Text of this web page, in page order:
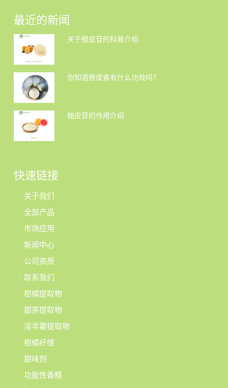
最近的新闻
关于橙皮苷的科普介绍
你知道根皮素有什么功效吗？
柚皮苷的作用介绍
快速链接
关于我们
全部产品
市场应用
新闻中心
公司资质
联系我们
柑橘提取物
甜茶提取物
淫羊藿提取物
柑橘纤维
甜味剂
功能性香精